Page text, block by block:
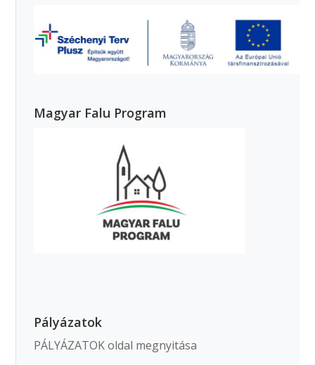
Magyar Falu Program
Pályázatok
PÁLYÁZATOK oldal megnyitása